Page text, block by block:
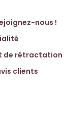
nous !
de rétractation
clients